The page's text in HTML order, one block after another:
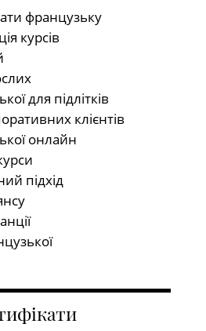
французьку
курсів
для підлітків
клієнтів
онлайн
підхід